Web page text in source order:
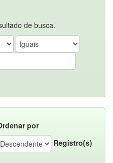
de busca.
por
Registro(s)